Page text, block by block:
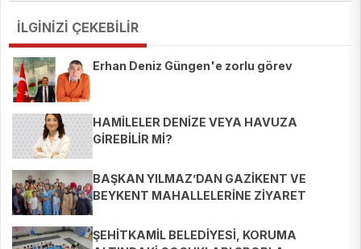
İLGİNİZİ ÇEKEBİLİR
Erhan Deniz Güngen'e zorlu görev
HAMİLELER DENİZE VEYA HAVUZA
GİREBİLİR Mİ?
BAŞKAN YILMAZ’DAN GAZİKENT VE
BEYKENT MAHALLELERİNE ZİYARET
ŞEHİTKAMİL BELEDİYESİ, KORUMA